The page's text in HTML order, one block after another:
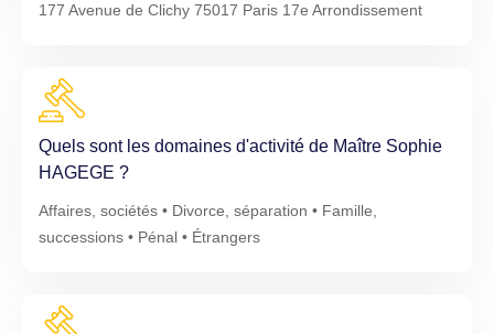
177 Avenue de Clichy 75017 Paris 17e Arrondissement
Quels sont les domaines d'activité de Maître Sophie
HAGEGE ?
Affaires, sociétés • Divorce, séparation • Famille,
successions • Pénal • Étrangers